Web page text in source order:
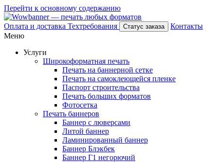
Перейти к основному содержанию
Оплата и доставка Техтребования Статус заказа
Контакты
Меню
Услуги
Широкоформатная печать
Печать на баннерной сетке
Печать на самоклеющейся пленке
Паспорт строительства
Печать больших форматов
Фотосетка
Печать баннеров
Баннер с люверсами
Литой баннер
Ламинированный баннер
Баннер Блэкбек
Баннер Г1 негорючий